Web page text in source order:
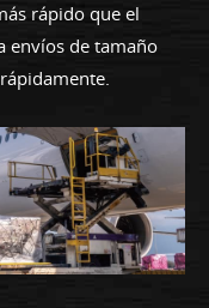
rápido que el
envíos de tamaño